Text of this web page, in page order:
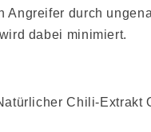
Angreifer durch
dabei minimiert.
Chili-Extrakt